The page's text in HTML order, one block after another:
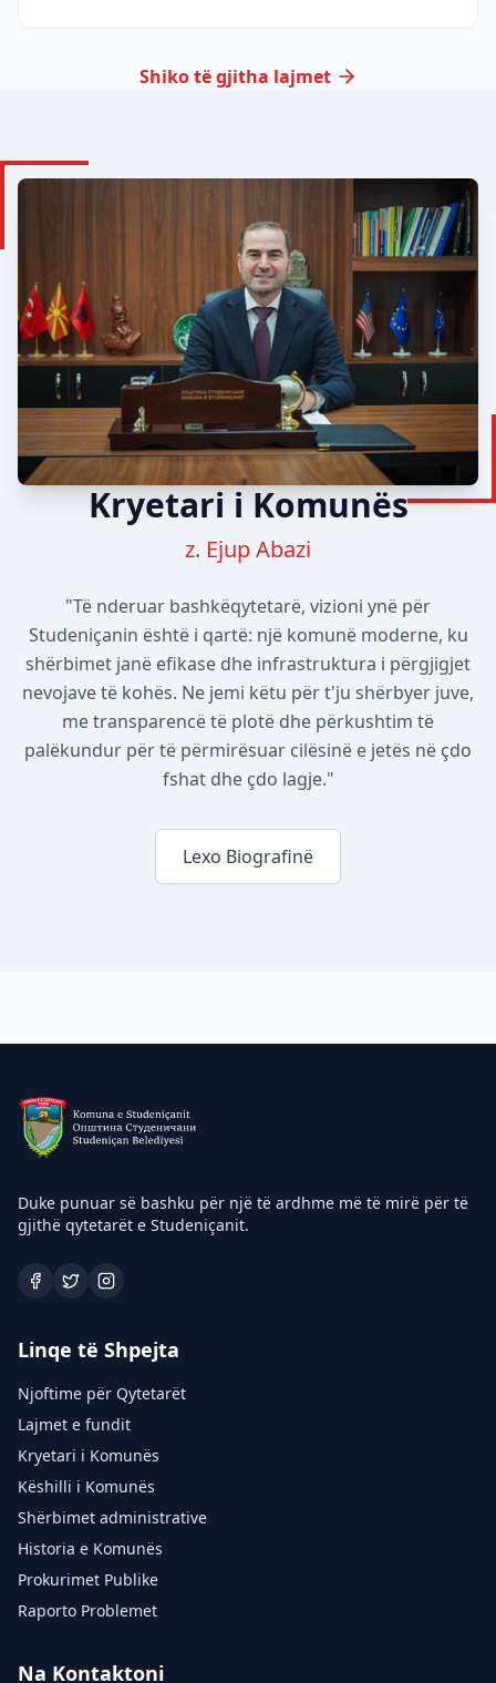
Shiko të gjitha lajmet
Kryetari i Komunës
z. Ejup Abazi
"Të nderuar bashkëqytetarë, vizioni ynë për
Studeniçanin është i qartë: një komunë moderne, ku
shërbimet janë efikase dhe infrastruktura i përgjigjet
nevojave të kohës. Ne jemi këtu për t'ju shërbyer juve,
me transparencë të plotë dhe përkushtim të
palëkundur për të përmirësuar cilësinë e jetës në çdo
fshat dhe çdo lagje."
Lexo Biografinë
Duke punuar së bashku për një të ardhme më të mirë për të
gjithë qytetarët e Studeniçanit.
Linqe të Shpejta
Njoftime për Qytetarët
Lajmet e fundit
Kryetari i Komunës
Këshilli i Komunës
Shërbimet administrative
Historia e Komunës
Prokurimet Publike
Raporto Problemet
Na Kontaktoni